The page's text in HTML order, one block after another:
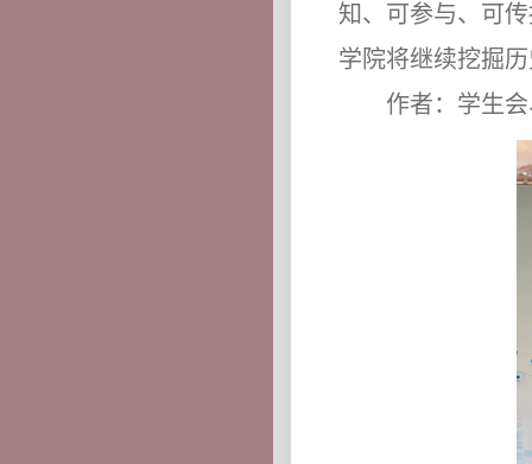
知、可参与、可
学院将继续挖掘
作者：学生